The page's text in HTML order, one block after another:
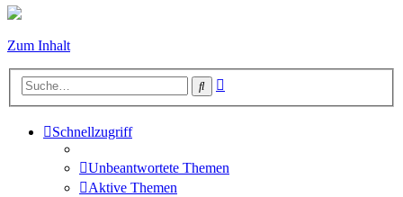
Zum Inhalt
Suche
Schnellzugriff
Unbeantwortete Themen
Aktive Themen